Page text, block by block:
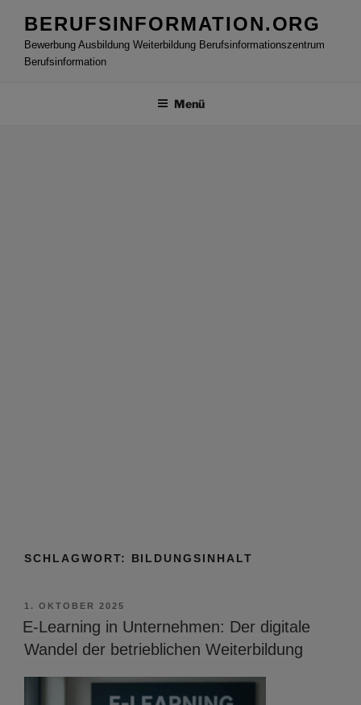
Inhalt
springen
BERUFSINFORMATION.ORG
Bewerbung Ausbildung Weiterbildung Berufsinformationszentrum
Berufsinformation
Menü
SCHLAGWORT: BILDUNGSINHALT
VERÖFFENTLICHT
AM
1. OKTOBER 2025
E-Learning in Unternehmen: Der digitale
Wandel der betrieblichen Weiterbildung